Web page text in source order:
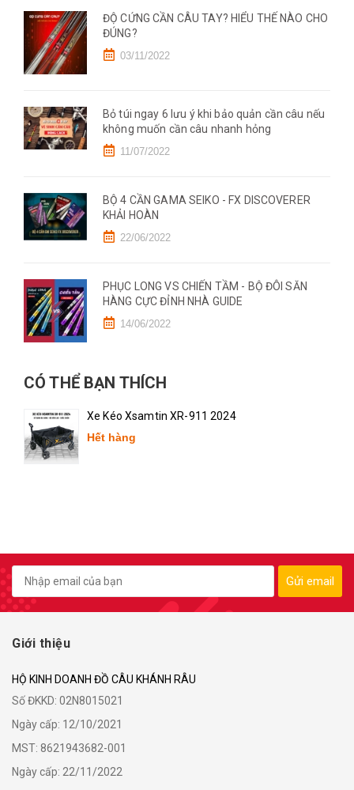
ĐỘ CỨNG CẦN CÂU TAY? HIỂU THẾ NÀO CHO
ĐÚNG?
03/11/2022
Bỏ túi ngay 6 lưu ý khi bảo quản cần câu nếu
không muốn cần câu nhanh hỏng
11/07/2022
BỘ 4 CẦN GAMA SEIKO - FX DISCOVERER
KHẢI HOÀN
22/06/2022
PHỤC LONG VS CHIẾN TẦM - BỘ ĐÔI SĂN
HÀNG CỰC ĐỈNH NHÀ GUIDE
14/06/2022
CÓ THỂ BẠN THÍCH
Xe Kéo Xsamtin XR-911 2024
Hết hàng
Gửi email
Giới thiệu
HỘ KINH DOANH ĐỒ CÂU KHÁNH RÂU
Số ĐKKD: 02N8015021
Ngày cấp: 12/10/2021
MST: 8621943682-001
Ngày cấp: 22/11/2022